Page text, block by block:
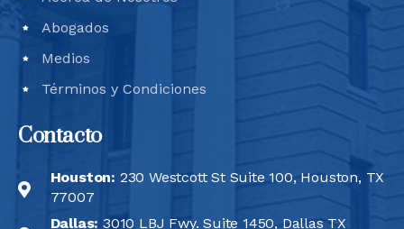
Abogados
Medios
Términos y Condiciones
Contacto
Houston: 230 Westcott St Suite 100, Houston, TX
77007
Dallas: 3010 LBJ Fwy. Suite 1450, Dallas TX